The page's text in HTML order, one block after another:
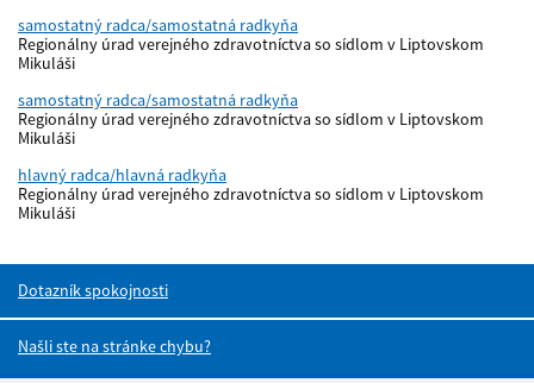
samostatný radca/samostatná radkyňa
Regionálny úrad verejného zdravotníctva so sídlom v Liptovskom
Mikuláši
samostatný radca/samostatná radkyňa
Regionálny úrad verejného zdravotníctva so sídlom v Liptovskom
Mikuláši
hlavný radca/hlavná radkyňa
Regionálny úrad verejného zdravotníctva so sídlom v Liptovskom
Mikuláši
Dotazník spokojnosti
Našli ste na stránke chybu?